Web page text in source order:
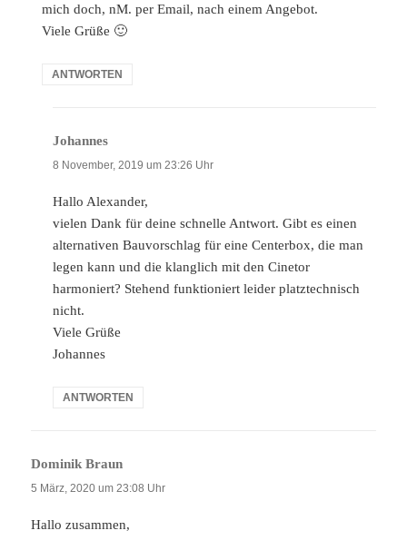
mich doch, nM. per Email, nach einem Angebot.
Viele Grüße 🙂
ANTWORTEN
Johannes
8 November, 2019 um 23:26 Uhr
Hallo Alexander,
vielen Dank für deine schnelle Antwort. Gibt es einen
alternativen Bauvorschlag für eine Centerbox, die man
legen kann und die klanglich mit den Cinetor
harmoniert? Stehend funktioniert leider platztechnisch
nicht.
Viele Grüße
Johannes
ANTWORTEN
Dominik Braun
5 März, 2020 um 23:08 Uhr
Hallo zusammen,